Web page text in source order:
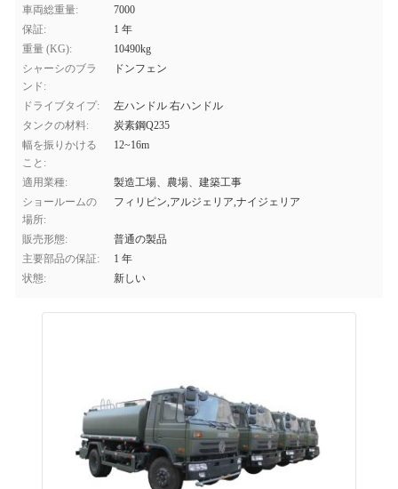
車両総重量:
7000
保証:
1 年
重量 (KG):
10490kg
シャーシのブラ
ンド:
ドンフェン
ドライブタイプ:
左ハンドル 右ハンドル
タンクの材料:
炭素鋼Q235
幅を振りかける
こと:
12~16m
適用業種:
製造工場、農場、建築工事
ショールームの
場所:
フィリピン,アルジェリア,ナイジェリア
販売形態:
普通の製品
主要部品の保証:
1 年
状態:
新しい